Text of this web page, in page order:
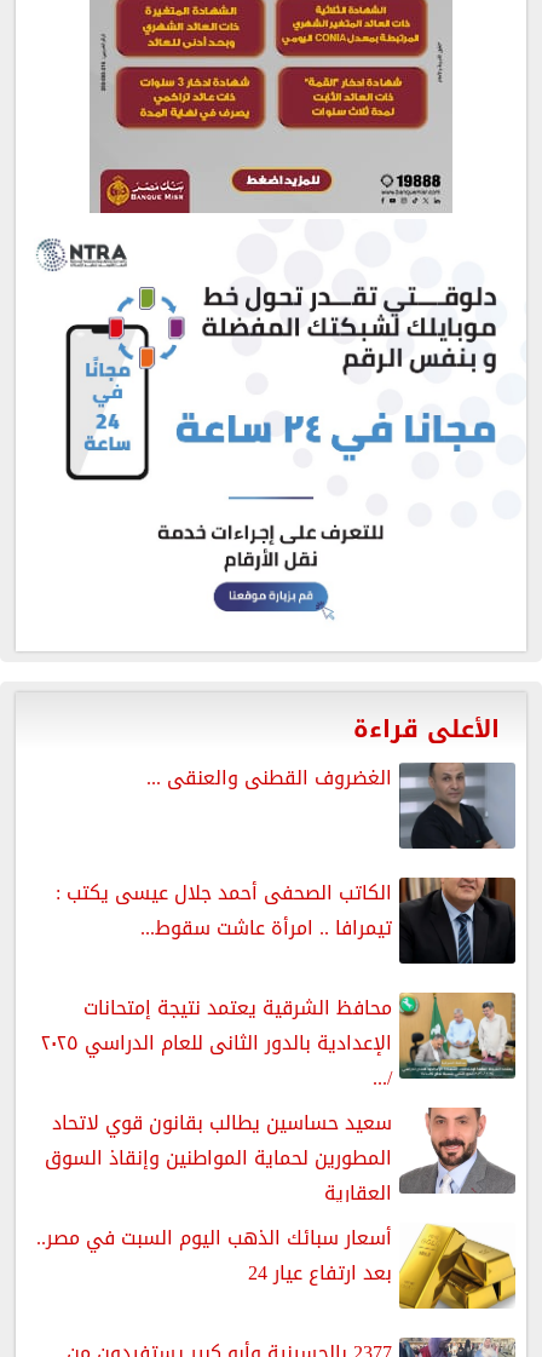
الأعلى قراءة
الغضروف القطنى والعنقى ...
الكاتب الصحفى أحمد جلال عيسى يكتب :
تيمرافا .. امرأة عاشت سقوط...
محافظ الشرقية يعتمد نتيجة إمتحانات
الإعدادية بالدور الثانى للعام الدراسي ٢٠٢٥
/...
سعيد حساسين يطالب بقانون قوي لاتحاد
المطورين لحماية المواطنين وإنقاذ السوق
العقارية
أسعار سبائك الذهب اليوم السبت في مصر..
بعد ارتفاع عيار 24